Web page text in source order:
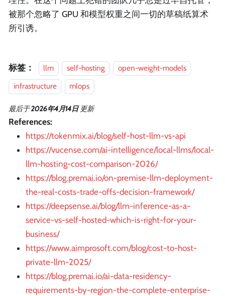
被那个忽略了 GPU 和模型权重之间一切的草稿纸算术
所引诱。
标签： llm self-hosting
open-weight-models
infrastructure
mlops
最后于2026年4月14日 更新
References:
https://tokenmix.ai/blog/self-host-llm-vs-api
https://vucense.com/ai-intelligence/local-llms/local-
llm-hosting-cost-comparison-2026/
https://blog.premai.io/on-premise-llm-deployment-
the-real-costs-trade-offs-decision-framework/
https://deepsense.ai/blog/llm-inference-as-a-
service-vs-self-hosted-which-is-right-for-your-
business/
https://www.aimprosoft.com/blog/cost-to-host-
private-llm-2025/
https://blog.premai.io/ai-data-residency-
requirements-by-region-the-complete-enterprise-